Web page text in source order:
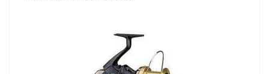
VOIR LE PRODUIT